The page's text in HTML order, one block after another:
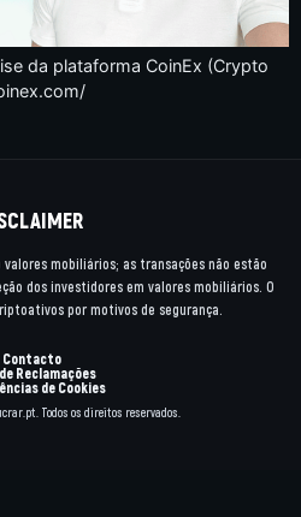
da plataforma CoinEx (Crypto
mobiliários; as transações não estão
dos investidores em valores mobiliários. O
por motivos de segurança.
Contacto
Reclamações
de Cookies
Todos os direitos reservados.